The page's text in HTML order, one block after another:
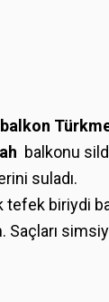
balkon
balkonu
suladı.
biriydi
Saçları